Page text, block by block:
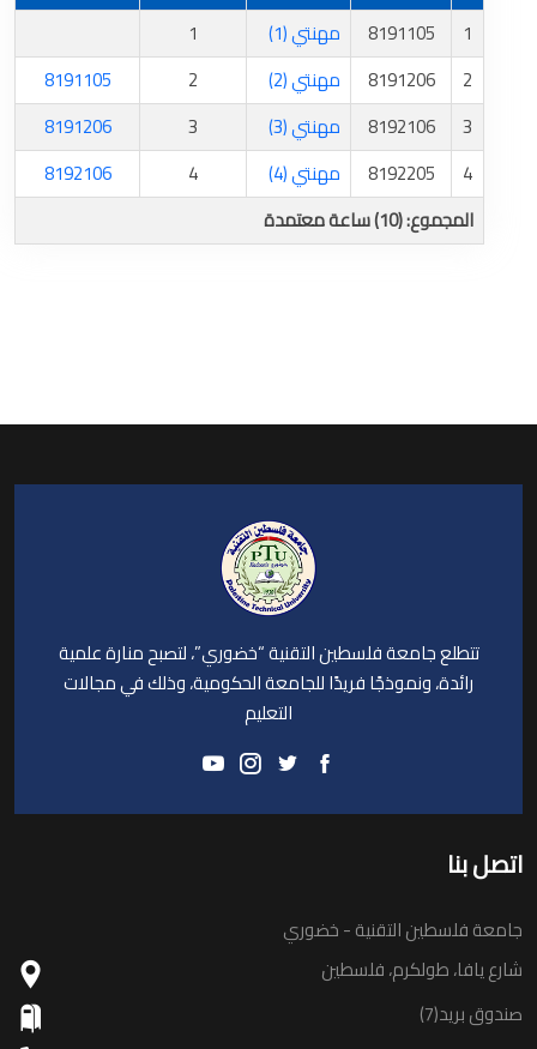
1
8191105 مهنتي (1)
1
2
8191206 مهنتي (2) 2
8191105
3
8192106 مهنتي (3) 3
8191206
4
8192205 مهنتي (4) 4
8192106
المجموع: (10) ساعة معتمدة
تتطلع جامعة فلسطين التقنية “خضوري”، لتصبح منارة علمية
رائدة، ونموذجًا فريدًا للجامعة الحكومية، وذلك في مجالات
التعليم
اتصل بنا
جامعة فلسطين التقنية - خضوري
شارع يافا، طولكرم، فلسطين
صندوق بريد(7)